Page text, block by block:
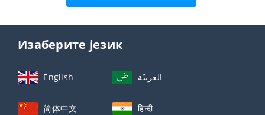
Изаберите језик
English العربيّة
简体中文 हिन्दी